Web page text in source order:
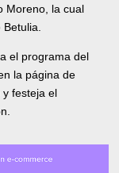
Moreno, la cual
el programa del
la página de
festeja el